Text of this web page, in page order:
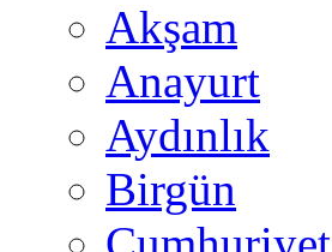
Akşam
Anayurt
Aydınlık
Birgün